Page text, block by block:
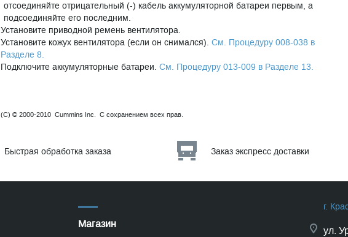
отсоединяйте отрицательный (-) кабель аккумуляторной батареи первым, а
подсоединяйте его последним.
Установите приводной ремень вентилятора.
Установите кожух вентилятора (если он снимался). См. Процедуру 008-038 в
Разделе 8.
Подключите аккумуляторные батареи. См. Процедуру 013-009 в Разделе 13.
(C) © 2000-2010 Cummins Inc. С сохранением всех прав.
Быстрая обработка заказа Заказ экспресс доставки
Магазин
г.
ул.